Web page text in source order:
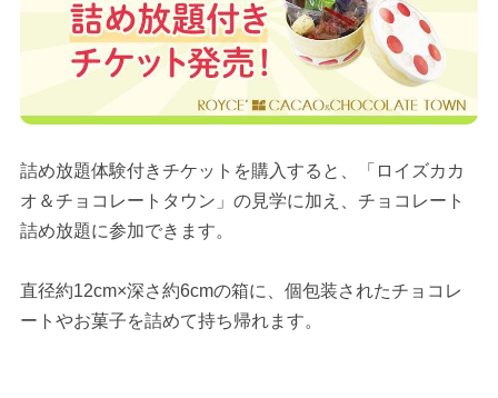
詰め放題体験付きチケットを購入すると、「ロイズカカ
オ＆チョコレートタウン」の見学に加え、チョコレート
詰め放題に参加できます。
直径約12cm×深さ約6cmの箱に、個包装されたチョコレ
ートやお菓子を詰めて持ち帰れます。